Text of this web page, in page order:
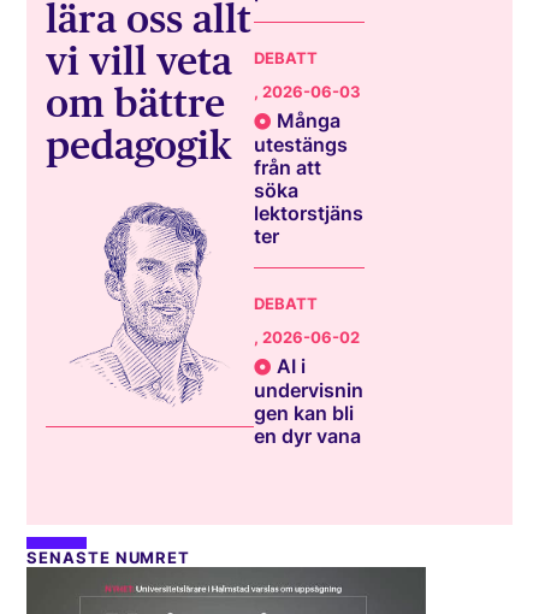
lära oss allt
vi vill veta
om bättre
pedagogik
DEBATT
, 2026-06-03
Många
utestängs
från att
söka
lektorstjäns
ter
DEBATT
, 2026-06-02
AI i
undervisnin
gen kan bli
en dyr vana
SENASTE NUMRET